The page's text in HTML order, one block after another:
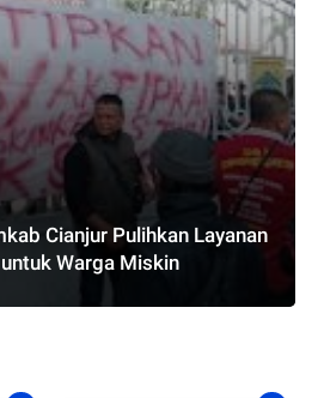
Cianjur Pulihkan Layanan
Warga Miskin